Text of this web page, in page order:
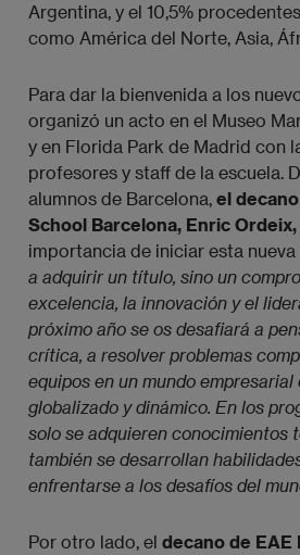
Argentina, y el 10,5%
como América del Norte, Asia,
Para dar la bienvenida a los
organizó un acto en el Museo
y en Florida Park de Madrid con
profesores y staff de la escuela.
alumnos de Barcelona, el
School Barcelona, Enric Ordeix,
importancia de iniciar esta nueva
a adquirir un título, sino un
excelencia, la innovación y el
próximo año se os desafiará a
crítica, a resolver problemas
equipos en un mundo empresarial
globalizado y dinámico. En los
solo se adquieren conocimientos
también se desarrollan
enfrentarse a los desafíos del
Por otro lado, el decano de EAE